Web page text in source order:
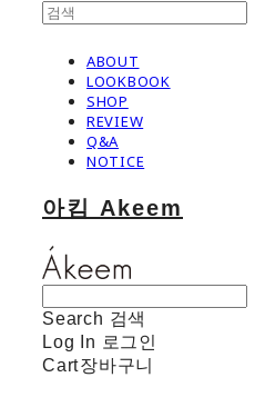
ABOUT
LOOKBOOK
SHOP
REVIEW
Q&A
NOTICE
아킴 Akeem
Search 검색
Log In 로그인
Cart장바구니